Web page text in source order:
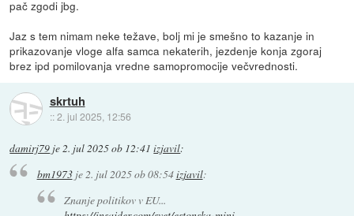
pač zgodi jbg.
Jaz s tem nimam neke težave, bolj mi je smešno to kazanje in
prikazovanje vloge alfa samca nekaterih, jezdenje konja zgoraj
brez ipd pomilovanja vredne samopromocije večvrednosti.
skrtuh
::2. jul 2025, 12:56
damirj79 je 2. jul 2025 ob 12:41 izjavil:
bm1973je2. jul 2025 ob 08:54izjavil:
Znanje politikov v EU...